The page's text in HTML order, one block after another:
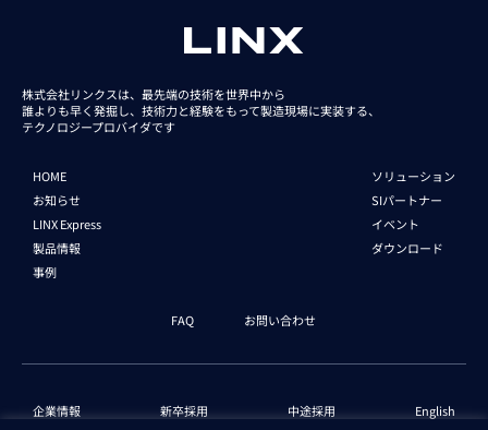
株式会社リンクスは、最先端の技術を世界中から
誰よりも早く発掘し、技術力と経験をもって製造現場に実装する、
テクノロジープロバイダです
HOME
お知らせ
LINX Express
製品情報
事例
ソリューション
SIパートナー
イベント
ダウンロード
FAQ お問い合わせ
企業情報 新卒採用 中途採用 English